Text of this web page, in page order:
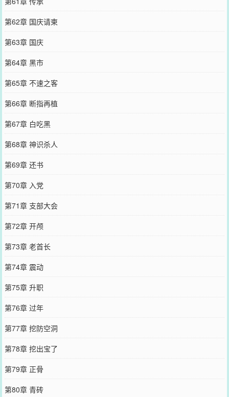
第62章 国庆请柬
第63章 国庆
第64章 黑市
第65章 不速之客
第66章 断指再植
第67章 白吃黑
第68章 神识杀人
第69章 还书
第70章 入党
第71章 支部大会
第72章 开颅
第73章 老首长
第74章 震动
第75章 升职
第76章 过年
第77章 挖防空洞
第78章 挖出宝了
第79章 正骨
第80章 青砖